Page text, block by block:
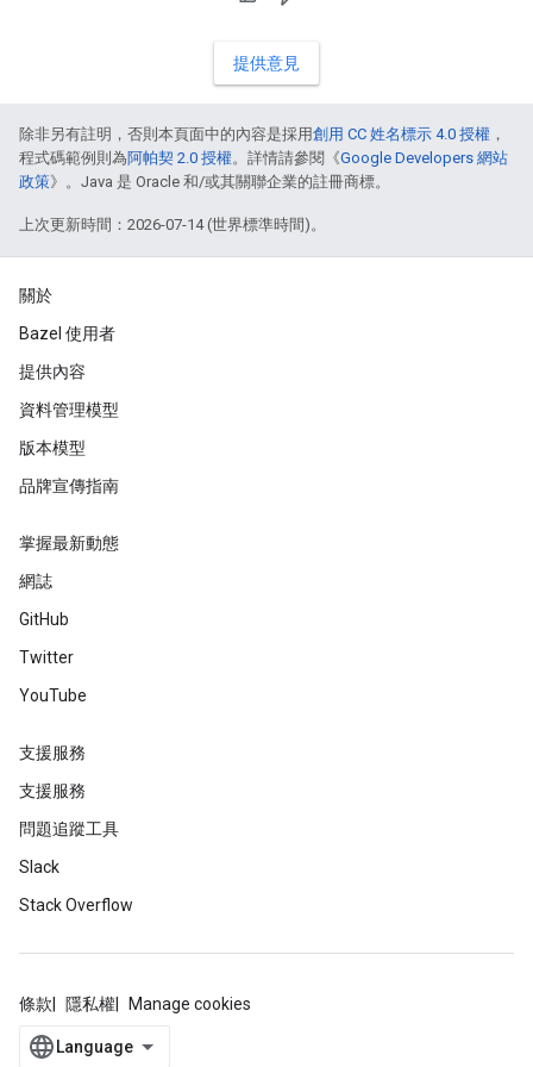
提供意見
除非另有註明，否則本頁面中的內容是採用創用 CC 姓名標示 4.0 授權 ，
程式碼範例則為阿帕契 2.0 授權。詳情請參閱《Google Developers 網站
政策》。Java 是 Oracle 和/或其關聯企業的註冊商標。
上次更新時間：2026-07-14 (世界標準時間)。
關於
Bazel 使用者
提供內容
資料管理模型
版本模型
品牌宣傳指南
掌握最新動態
網誌
GitHub
Twitter
YouTube
支援服務
支援服務
問題追蹤工具
Slack
Stack Overflow
條款 隱私權 Manage cookies